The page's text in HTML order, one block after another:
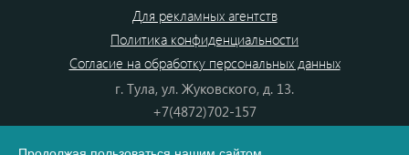
Для рекламных агентств
Политика конфиденциальности
Согласие на обработку персональных данных
г. Тула, ул. Жуковского, д. 13.
+7(4872)702-157